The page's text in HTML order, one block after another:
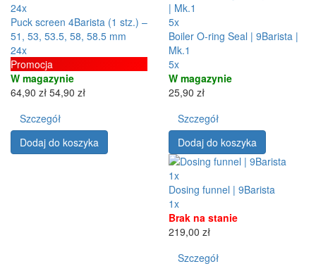
24x
Puck screen 4Barista (1 stz.) –
51, 53, 53.5, 58, 58.5 mm
24x
Promocja
W magazynie
64,90 zł 54,90 zł
Szczegół
Dodaj do koszyka
5x
Boiler O-ring Seal | 9Barista |
Mk.1
5x
W magazynie
25,90 zł
Szczegół
Dodaj do koszyka
1x
Dosing funnel | 9Barista
1x
Brak na stanie
219,00 zł
Szczegół